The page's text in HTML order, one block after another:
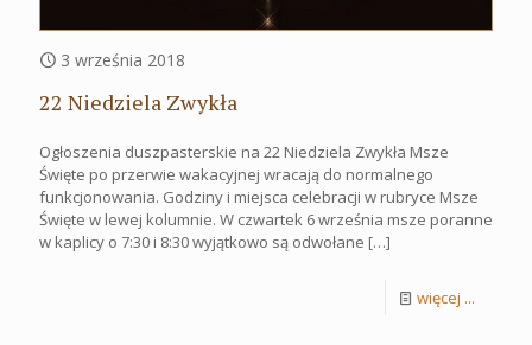
3 września 2018
22 Niedziela Zwykła
Ogłoszenia duszpasterskie na 22 Niedziela Zwykła Msze
Święte po przerwie wakacyjnej wracają do normalnego
funkcjonowania. Godziny i miejsca celebracji w rubryce Msze
Święte w lewej kolumnie. W czwartek 6 września msze poranne
w kaplicy o 7:30 i 8:30 wyjątkowo są odwołane […]
więcej ...